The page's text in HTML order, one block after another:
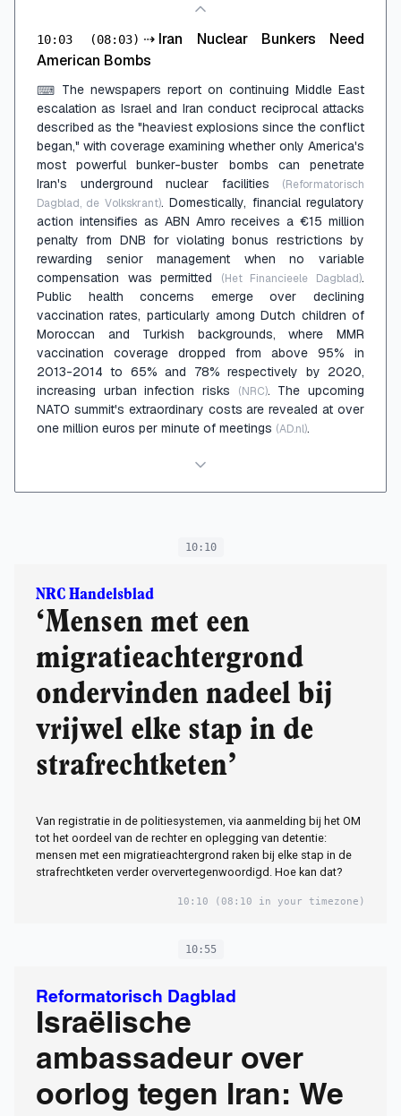
10:03 (08:03) ⇢ Iran Nuclear Bunkers Need
American Bombs
⌨ The newspapers report on continuing Middle East
escalation as Israel and Iran conduct reciprocal attacks
described as the "heaviest explosions since the conflict
began," with coverage examining whether only America's
most powerful bunker-buster bombs can penetrate
Iran's underground nuclear facilities
(Reformatorisch
Dagblad, de Volkskrant). Domestically, financial regulatory
action intensifies as ABN Amro receives a €15 million
penalty from DNB for violating bonus restrictions by
rewarding senior management when no variable
compensation was permitted
(Het Financieele Dagblad).
Public health concerns emerge over declining
vaccination rates, particularly among Dutch children of
Moroccan and Turkish backgrounds, where MMR
vaccination coverage dropped from above 95% in
2013-2014 to 65% and 78% respectively by 2020,
increasing urban infection risks
(NRC). The upcoming
NATO summit's extraordinary costs are revealed at over
one million euros per minute of meetings (AD.nl).
10:10
NRC Handelsblad
‘Mensen met een
migratieachtergrond
ondervinden nadeel bij
vrijwel elke stap in de
strafrechtketen’
Van registratie in de politiesystemen, via aanmelding bij het OM
tot het oordeel van de rechter en oplegging van detentie:
mensen met een migratieachtergrond raken bij elke stap in de
strafrechtketen verder oververtegenwoordigd. Hoe kan dat?
10:10 (08:10 in your timezone)
10:55
Reformatorisch Dagblad
Israëlische
ambassadeur over
oorlog tegen Iran: We